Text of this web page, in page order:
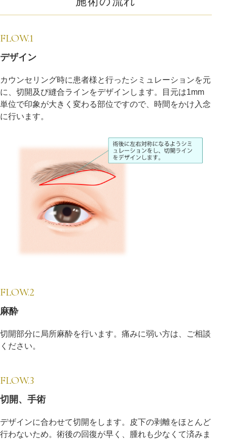
FLOW.1
デザイン
カウンセリング時に患者様と行ったシミュレーションを元
に、切開及び縫合ラインをデザインします。目元は1mm
単位で印象が大きく変わる部位ですので、時間をかけ入念
に行います。
FLOW.2
麻酔
切開部分に局所麻酔を行います。痛みに弱い方は、ご相談
ください。
FLOW.3
切開、手術
デザインに合わせて切開をします。皮下の剥離をほとんど
行わないため。術後の回復が早く、腫れも少なくて済みま